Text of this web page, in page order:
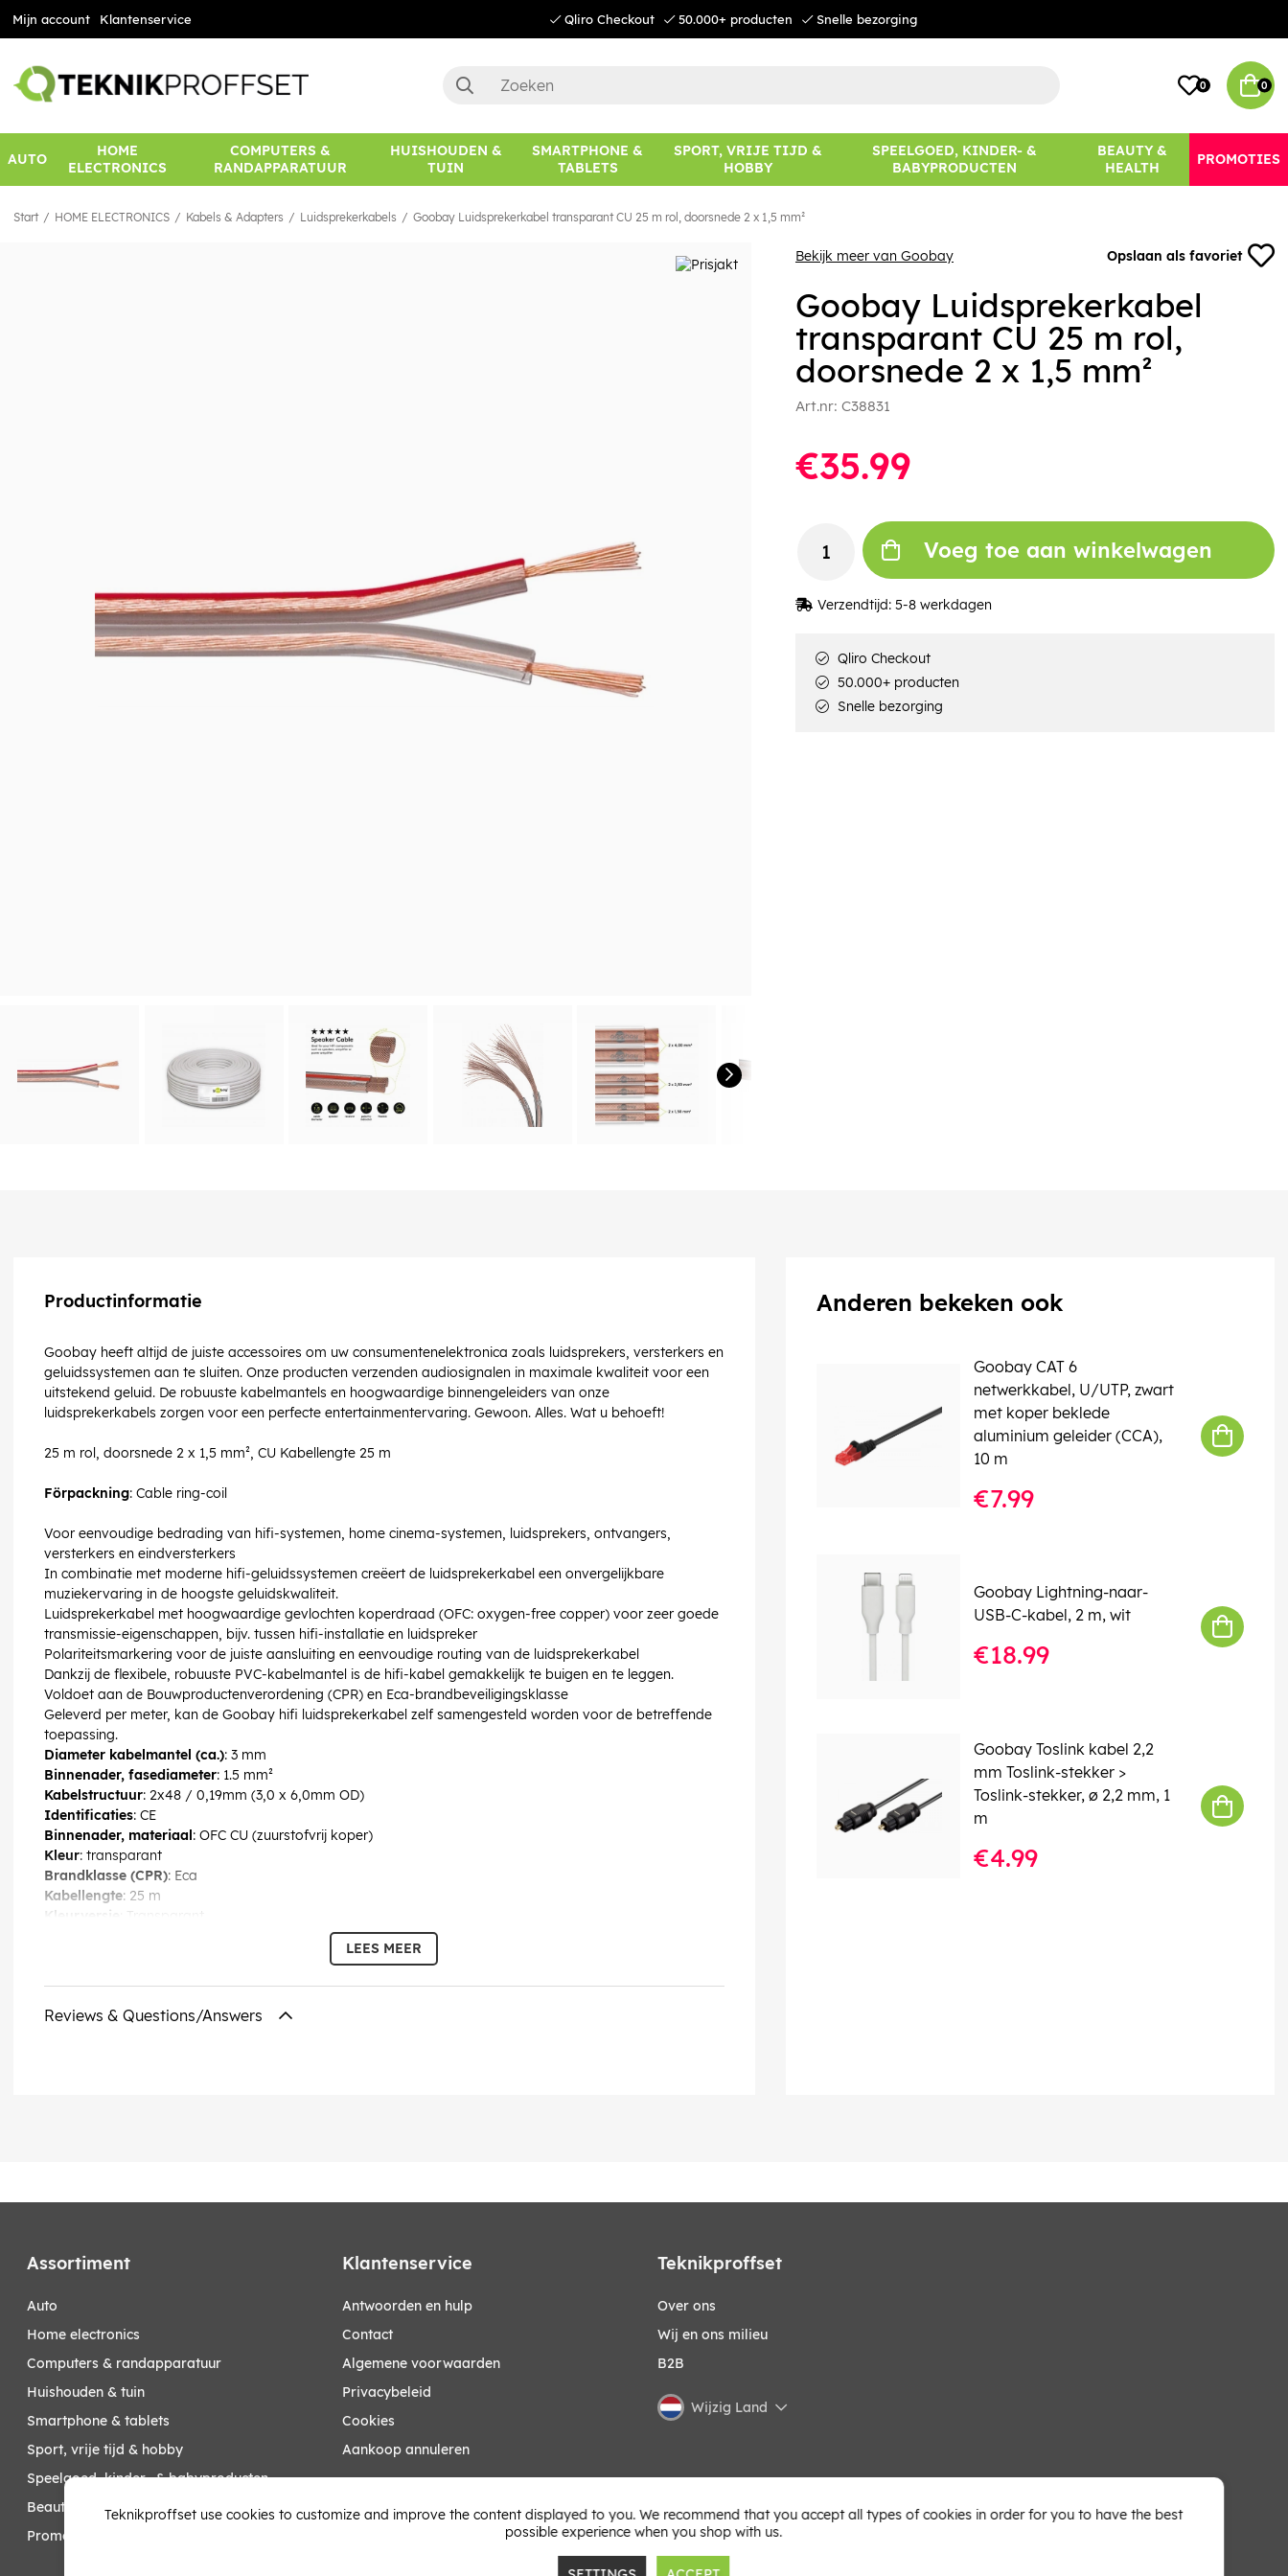
Mijn account Klantenservice Qliro Checkout 50.000+ producten Snelle bezorging
0 0
AUTO
HOME
ELECTRONICS
COMPUTERS &
RANDAPPARATUUR
HUISHOUDEN &
TUIN
SMARTPHONE &
TABLETS
SPORT, VRIJE TIJD &
HOBBY
SPEELGOED, KINDER- &
BABYPRODUCTEN
BEAUTY &
HEALTH
PROMOTIES
Start HOME ELECTRONICS Kabels & Adapters Luidsprekerkabels Goobay Luidsprekerkabel transparant CU 25 m rol, doorsnede 2 x 1,5 mm²
Bekijk meer van Goobay Opslaan als favoriet
Goobay Luidsprekerkabel
transparant CU 25 m rol,
doorsnede 2 x 1,5 mm²
Art.nr: C38831
€35.99
Voeg toe aan winkelwagen
Verzendtijd: 5-8 werkdagen
Qliro Checkout
50.000+ producten
Snelle bezorging
Productinformatie
Goobay heeft altijd de juiste accessoires om uw consumentenelektronica zoals luidsprekers, versterkers en
geluidssystemen aan te sluiten. Onze producten verzenden audiosignalen in maximale kwaliteit voor een
uitstekend geluid. De robuuste kabelmantels en hoogwaardige binnengeleiders van onze
luidsprekerkabels zorgen voor een perfecte entertainmentervaring. Gewoon. Alles. Wat u behoeft!
25 m rol, doorsnede 2 x 1,5 mm², CU Kabellengte 25 m
Förpackning: Cable ring-coil
Voor eenvoudige bedrading van hifi-systemen, home cinema-systemen, luidsprekers, ontvangers,
versterkers en eindversterkers
In combinatie met moderne hifi-geluidssystemen creëert de luidsprekerkabel een onvergelijkbare
muziekervaring in de hoogste geluidskwaliteit.
Luidsprekerkabel met hoogwaardige gevlochten koperdraad (OFC: oxygen-free copper) voor zeer goede
transmissie-eigenschappen, bijv. tussen hifi-installatie en luidspreker
Polariteitsmarkering voor de juiste aansluiting en eenvoudige routing van de luidsprekerkabel
Dankzij de flexibele, robuuste PVC-kabelmantel is de hifi-kabel gemakkelijk te buigen en te leggen.
Voldoet aan de Bouwproductenverordening (CPR) en Eca-brandbeveiligingsklasse
Geleverd per meter, kan de Goobay hifi luidsprekerkabel zelf samengesteld worden voor de betreffende
toepassing.
Diameter kabelmantel (ca.): 3 mm
Binnenader, fasediameter: 1.5 mm²
Kabelstructuur: 2x48 / 0,19mm (3,0 x 6,0mm OD)
Identificaties: CE
Binnenader, materiaal : OFC CU (zuurstofvrij koper)
Kleur: transparant
Brandklasse (CPR): Eca
Kabellengte: 25 m
Kleurversie
: Transparant
LEES MEER
Reviews & Questions/Answers
Anderen bekeken ook
Goobay CAT 6
netwerkkabel, U/UTP, zwart
met koper beklede
aluminium geleider (CCA),
10 m
€7.99
Goobay Lightning-naar-
USB-C-kabel, 2 m, wit
€18.99
Goobay Toslink kabel 2,2
mm Toslink-stekker >
Toslink-stekker, ø 2,2 mm, 1
m
€4.99
Assortiment
auto
home electronics
computers & randapparatuur
huishouden & tuin
smartphone & tablets
sport, vrije tijd & hobby
speelgoed, kinder- & babyproducten
beauty & health
promoties
Klantenservice
Antwoorden en hulp
Contact
Algemene voorwaarden
Privacybeleid
Cookies
Aankoop annuleren
Teknikproffset
Over ons
Wij en ons milieu
B2B
Wijzig Land
Teknikproffset use cookies to customize and improve the content displayed to you. We recommend that you accept all types of cookies in order for you to have the best
possible experience when you shop with us.